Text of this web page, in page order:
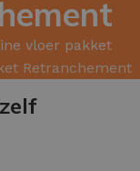
vloer pakket
Retranchement